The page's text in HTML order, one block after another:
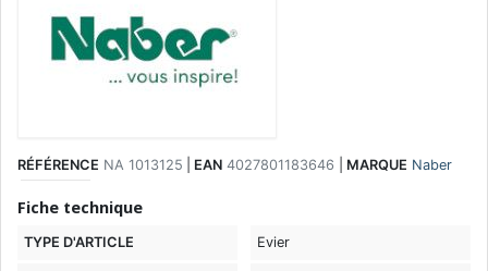
RÉFÉRENCE NA 1013125 EAN 4027801183646 MARQUE Naber
Fiche technique
TYPE D'ARTICLE Evier